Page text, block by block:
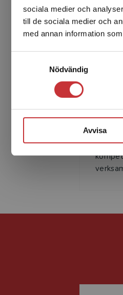
sociala medier och
till de sociala medier och
med annan information
Nödvändig
Avvisa
Benita
arbetar